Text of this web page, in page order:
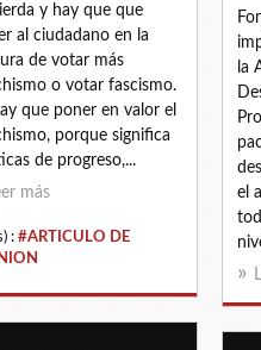
y hay que que
al ciudadano en la
de votar más
o votar fascismo.
que poner en valor el
porque significa
de progreso,...
más
: #ARTICULO DE
la
el